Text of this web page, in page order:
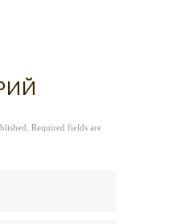
Required fields are